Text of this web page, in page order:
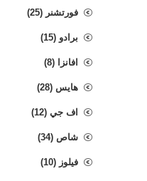
فورتشنر (25)
برادو (15)
افانزا (8)
هايس (28)
اف جي (12)
شاص (34)
فيلوز (10)